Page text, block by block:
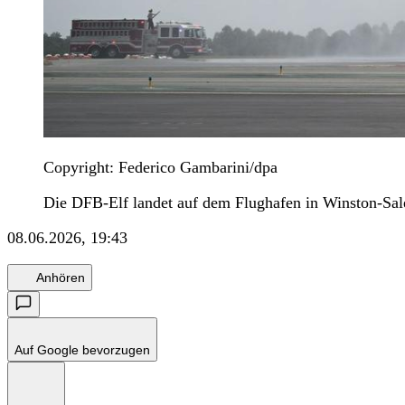
Copyright: Federico Gambarini/dpa
Die DFB-Elf landet auf dem Flughafen in Winston-
08.06.2026, 19:43
Anhören
Auf Google bevorzugen